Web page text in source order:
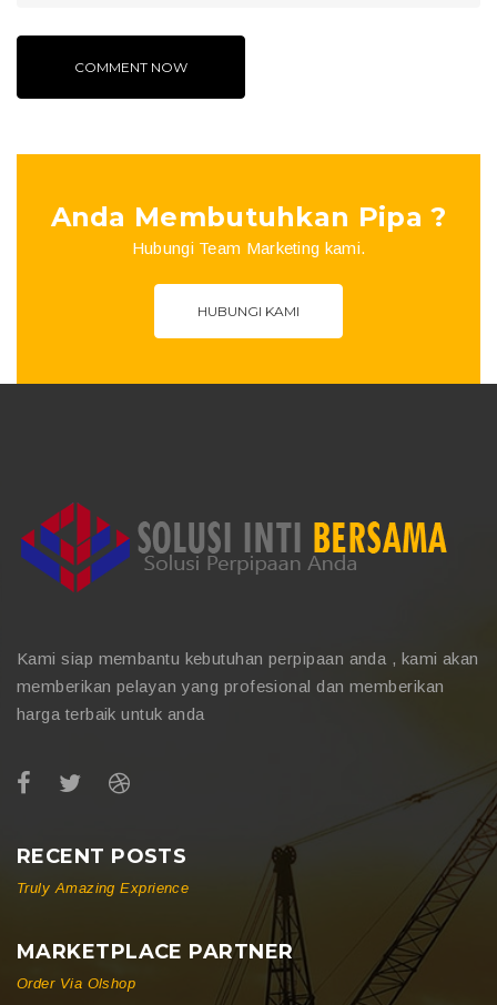
Anda Membutuhkan Pipa ?
Hubungi Team Marketing kami.
HUBUNGI KAMI
Kami siap membantu kebutuhan perpipaan anda , kami akan
memberikan pelayan yang profesional dan memberikan
harga terbaik untuk anda
RECENT POSTS
Truly Amazing Exprience
MARKETPLACE PARTNER
Order Via Olshop